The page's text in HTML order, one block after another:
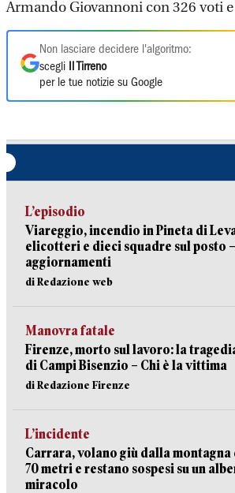
Armando Giovannoni con 326 voti
Non lasciare decidere l'algoritmo:
scegli
Il Tirreno
per le tue notizie su Google
L’episodio
Viareggio, incendio in Pineta di
elicotteri e dieci squadre sul posto
aggiornamenti
di Redazione web
Manovra fatale
Firenze, morto sul lavoro: la
di Campi Bisenzio – Chi è la vittima
di Redazione Firenze
L’incidente
Carrara, volano giù dalla
70 metri e restano sospesi su un
miracolo